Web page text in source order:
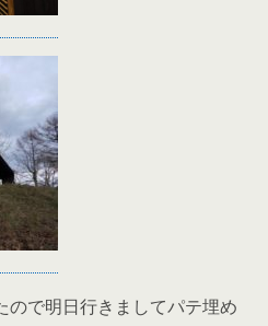
ので明日行きましてパテ埋め